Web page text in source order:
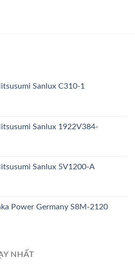
Sanlux C310-1
Sanlux 1922V384-
Sanlux 5V1200-A
Power Germany S8M-2120
NHẤT